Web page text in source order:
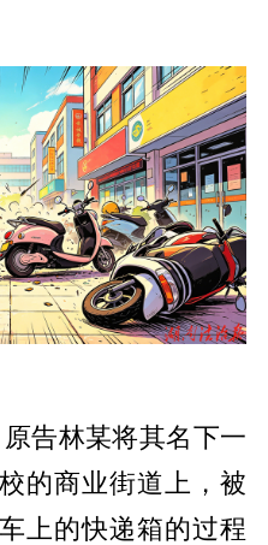
原告林某将其名下一
的商业街道上，被
上的快递箱的过程